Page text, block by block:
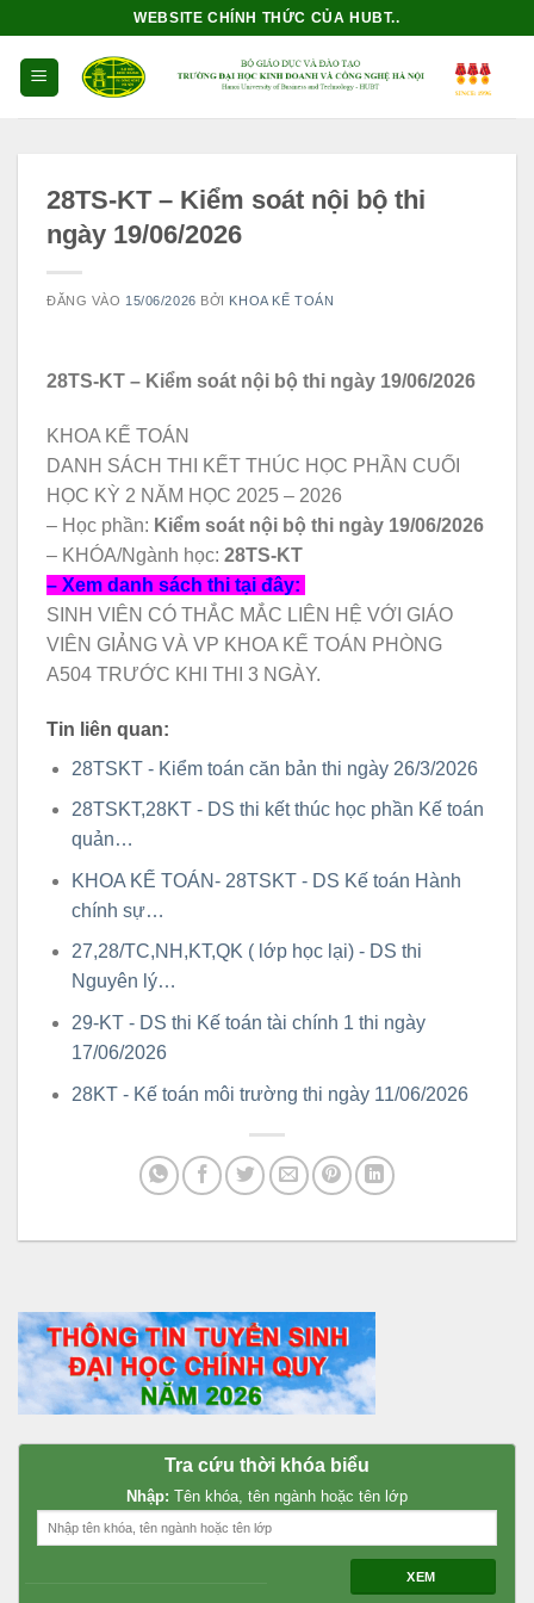
dung
WEBSITE CHÍNH THỨC CỦA HUBT..
28TS-KT – Kiểm soát nội bộ thi
ngày 19/06/2026
ĐĂNG VÀO 15/06/2026 BỞI KHOA KẾ TOÁN
28TS-KT – Kiểm soát nội bộ thi ngày 19/06/2026
KHOA KẾ TOÁN
DANH SÁCH THI KẾT THÚC HỌC PHẦN CUỐI
HỌC KỲ 2 NĂM HỌC 2025 – 2026
– Học phần: Kiểm soát nội bộ thi ngày 19/06/2026
– KHÓA/Ngành học: 28TS-KT
– Xem danh sách thi tại đây:
SINH VIÊN CÓ THẮC MẮC LIÊN HỆ VỚI GIÁO
VIÊN GIẢNG VÀ VP KHOA KẾ TOÁN PHÒNG
A504 TRƯỚC KHI THI 3 NGÀY.
Tin liên quan:
28TSKT - Kiểm toán căn bản thi ngày 26/3/2026
28TSKT,28KT - DS thi kết thúc học phần Kế toán
quản…
KHOA KẾ TOÁN- 28TSKT - DS Kế toán Hành
chính sự…
27,28/TC,NH,KT,QK ( lớp học lại) - DS thi
Nguyên lý…
29-KT - DS thi Kế toán tài chính 1 thi ngày
17/06/2026
28KT - Kế toán môi trường thi ngày 11/06/2026
Tra cứu thời khóa biểu
Nhập: Tên khóa, tên ngành hoặc tên lớp
XEM